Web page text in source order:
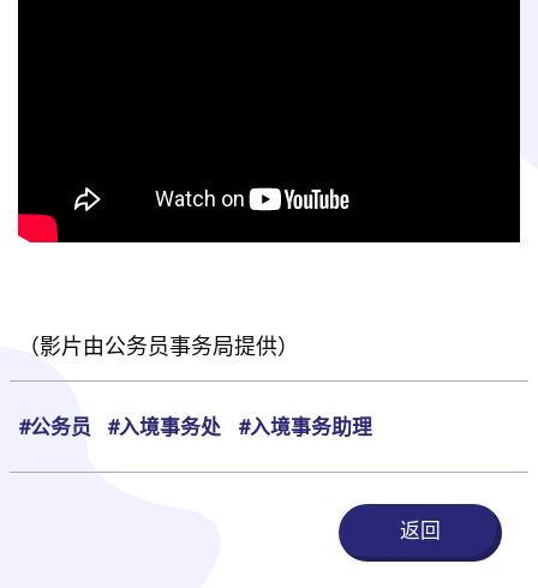
（影片由公务员事务局提供）
#公务员 #入境事务处 #入境事务助理
返回